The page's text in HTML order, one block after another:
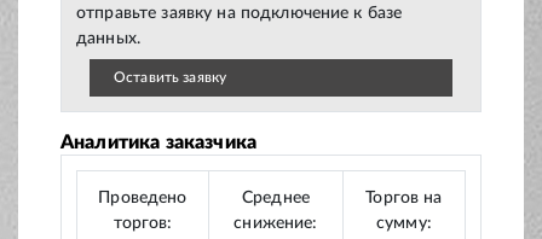
отправьте заявку на подключение к базе
данных.
Оставить заявку
Аналитика заказчика
Проведено
торгов:
Среднее
снижение:
Торгов на
сумму: